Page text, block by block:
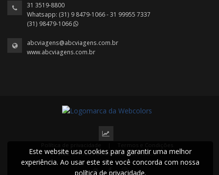
31 3519-8800
Whatsapp: (31) 9 8479-1066 - 31 99955 7337
(31) 98479-1066
abcviagens@abcviagens.com.br
www.abcviagens.com.br
2022 © Todos os direitos reservados.
Este website usa cookies para garantir uma melhor
experiência. Ao usar este site você concorda com nossa
política de privacidade.